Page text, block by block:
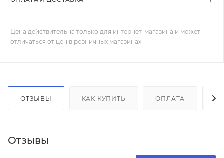
Цена действительна только для интернет-магазина и может
отличаться от цен в розничных магазинах
ОТЗЫВЫ КАК КУПИТЬ ОПЛАТА
Отзывы